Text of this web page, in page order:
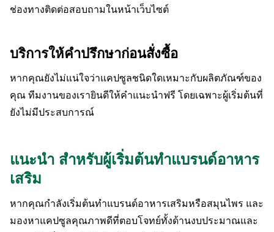
Search
ช่องทางติดต่อสอบถามในหน้าเว็บไซต์
บริการให้คำปรึกษาก่อนสั่งซื้อ
หากคุณยังไม่แน่ใจว่าแคปซูลชนิดใดเหมาะกับผลิตภัณฑ์ของ
คุณ ทีมงานของเรายินดีให้คำแนะนำฟรี โดยเฉพาะผู้เริ่มต้นที่
ยังไม่มีประสบการณ์
แนะนำ สำหรับผู้เริ่มต้นทำแบรนด์อาหาร
เสริม
หากคุณกำลังเริ่มต้นทำแบรนด์อาหารเสริมหรือสมุนไพร และ
มองหาแคปซูลคุณภาพดีที่ตอบโจทย์ทั้งด้านงบประมาณและ